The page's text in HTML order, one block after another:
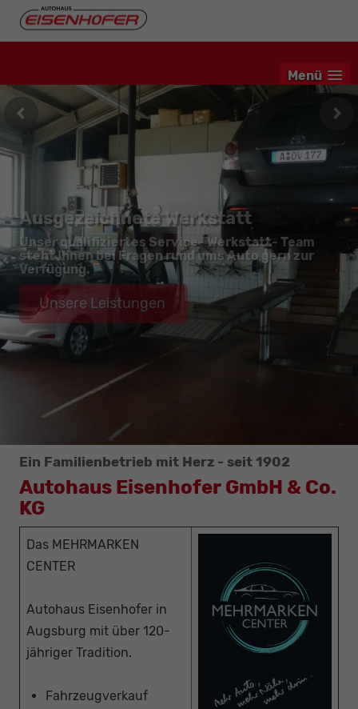
Menü
Ausgezeichnete Werkstatt
Unser qualifiziertes Service- Werkstatt- Team
steht Ihnen bei Fragen rund ums Auto gern zur
Verfügung.
Unsere Leistungen
Ein Familienbetrieb mit Herz - seit 1902
Autohaus Eisenhofer GmbH & Co.
KG
Das MEHRMARKEN
CENTER
Autohaus Eisenhofer in
Augsburg mit über 120-
jähriger Tradition.
Fahrzeugverkauf